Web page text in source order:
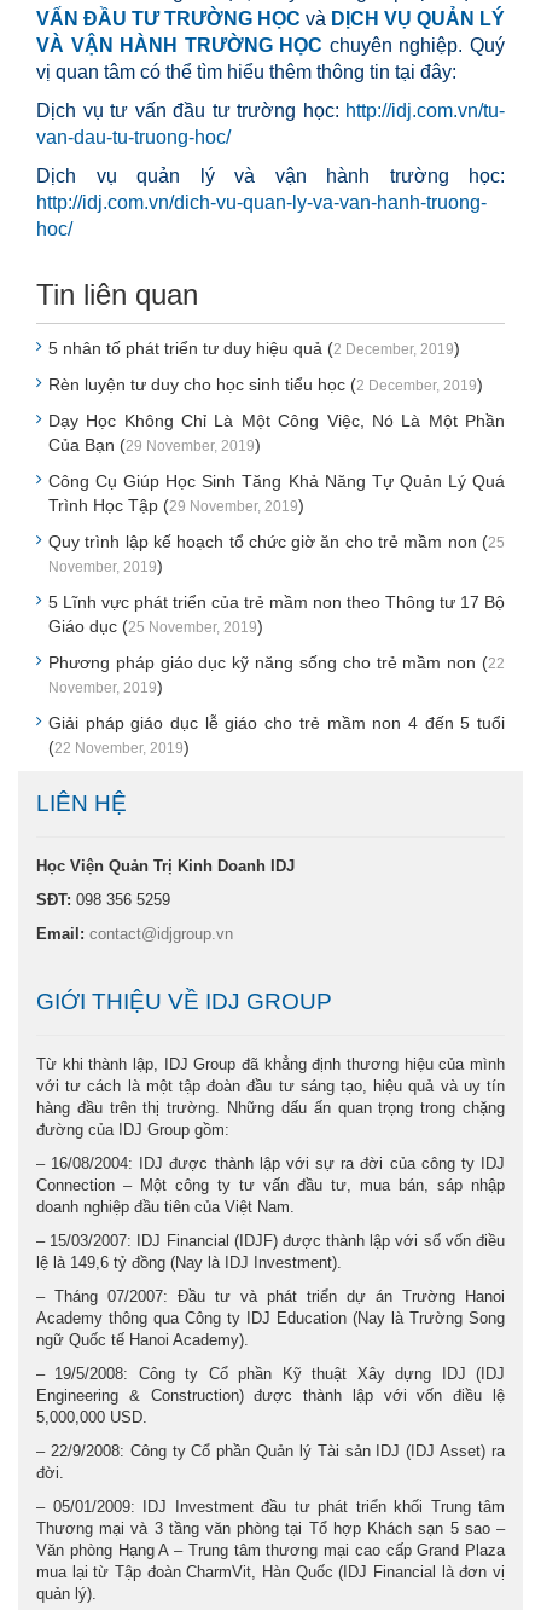
VẤN ĐẦU TƯ TRƯỜNG HỌC và DỊCH VỤ QUẢN LÝ
VÀ VẬN HÀNH TRƯỜNG HỌC chuyên nghiệp. Quý
vị quan tâm có thể tìm hiểu thêm thông tin tại đây:
Dịch vụ tư vấn đầu tư trường học: http://idj.com.vn/tu-
van-dau-tu-truong-hoc/
Dịch vụ quản lý và vận hành trường học:
http://idj.com.vn/dich-vu-quan-ly-va-van-hanh-truong-
hoc/
Tin liên quan
5 nhân tố phát triển tư duy hiệu quả (2 December, 2019)
Rèn luyện tư duy cho học sinh tiểu học (2 December, 2019)
Dạy Học Không Chỉ Là Một Công Việc, Nó Là Một Phần
Của Bạn (29 November, 2019)
Công Cụ Giúp Học Sinh Tăng Khả Năng Tự Quản Lý Quá
Trình Học Tập (29 November, 2019)
Quy trình lập kế hoạch tổ chức giờ ăn cho trẻ mầm non (25
November, 2019)
5 Lĩnh vực phát triển của trẻ mầm non theo Thông tư 17 Bộ
Giáo dục (25 November, 2019)
Phương pháp giáo dục kỹ năng sống cho trẻ mầm non (22
November, 2019)
Giải pháp giáo dục lễ giáo cho trẻ mầm non 4 đến 5 tuổi
(22 November, 2019)
LIÊN HỆ
Học Viện Quản Trị Kinh Doanh IDJ
SĐT: 098 356 5259
Email: contact@idjgroup.vn
GIỚI THIỆU VỀ IDJ GROUP
Từ khi thành lập, IDJ Group đã khẳng định thương hiệu của mình
với tư cách là một tập đoàn đầu tư sáng tạo, hiệu quả và uy tín
hàng đầu trên thị trường. Những dấu ấn quan trọng trong chặng
đường của IDJ Group gồm:
– 16/08/2004: IDJ được thành lập với sự ra đời của công ty IDJ
Connection – Một công ty tư vấn đầu tư, mua bán, sáp nhập
doanh nghiệp đầu tiên của Việt Nam.
– 15/03/2007: IDJ Financial (IDJF) được thành lập với số vốn điều
lệ là 149,6 tỷ đồng (Nay là IDJ Investment).
– Tháng 07/2007: Đầu tư và phát triển dự án Trường Hanoi
Academy thông qua Công ty IDJ Education (Nay là Trường Song
ngữ Quốc tế Hanoi Academy).
– 19/5/2008: Công ty Cổ phần Kỹ thuật Xây dựng IDJ (IDJ
Engineering & Construction) được thành lập với vốn điều lệ
5,000,000 USD.
– 22/9/2008: Công ty Cổ phần Quản lý Tài sản IDJ (IDJ Asset) ra
đời.
– 05/01/2009: IDJ Investment đầu tư phát triển khối Trung tâm
Thương mại và 3 tầng văn phòng tại Tổ hợp Khách sạn 5 sao –
Văn phòng Hạng A – Trung tâm thương mại cao cấp Grand Plaza
mua lại từ Tập đoàn CharmVit, Hàn Quốc (IDJ Financial là đơn vị
quản lý).